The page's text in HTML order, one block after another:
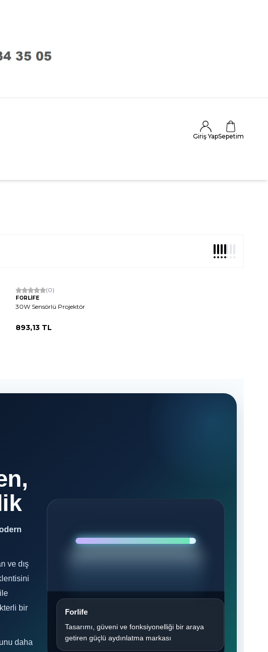
Giriş YapSepetim
(0)
FORLİFE
30W Sensörlü Projektör
893,13 TL
ve dış
bir
daha
Forlife
Tasarımı, güveni ve fonksiyonelliği bir araya
getiren güçlü aydınlatma markası